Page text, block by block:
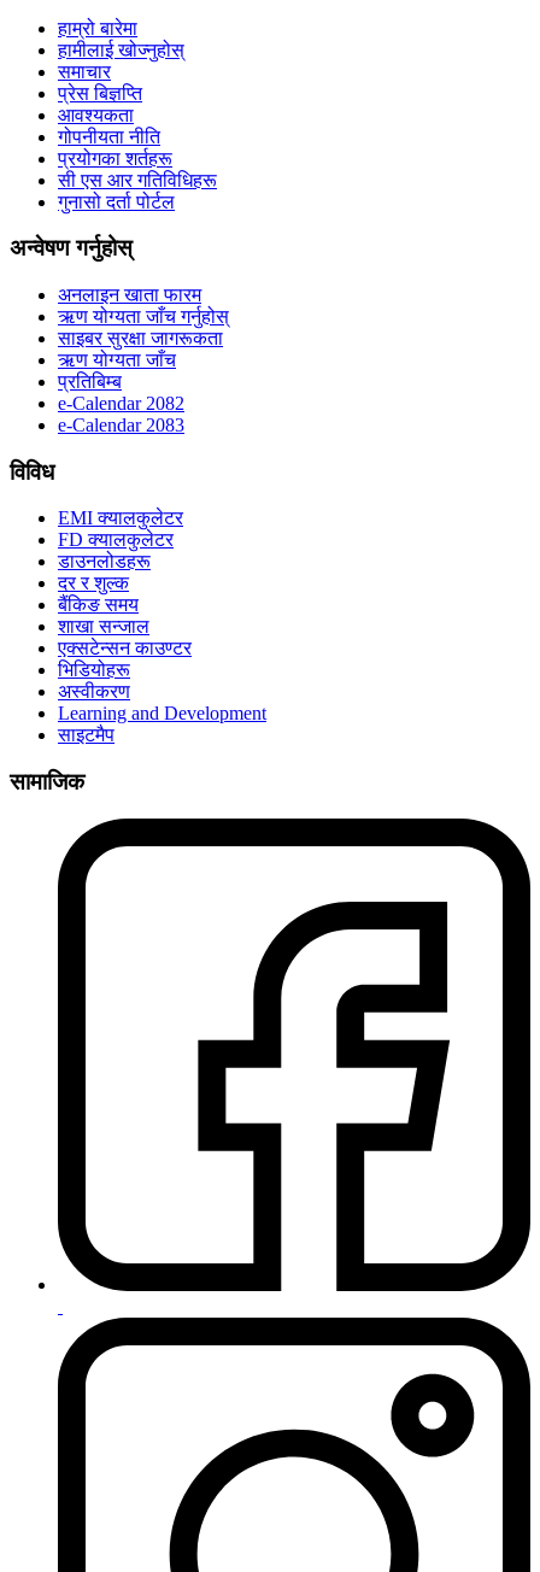
हाम्रो बारेमा
हामीलाई खोज्नुहोस्
समाचार
प्रेस बिज्ञप्ति
आवश्यकता
गोपनीयता नीति
प्रयोगका शर्तहरू
सी एस आर गतिविधिहरू
गुनासो दर्ता पोर्टल
अन्वेषण गर्नुहोस्
अनलाइन खाता फारम
ऋण योग्यता जाँच गर्नुहोस्
साइबर सुरक्षा जागरूकता
ऋण योग्यता जाँच
प्रतिबिम्ब
e-Calendar 2082
e-Calendar 2083
विविध
EMI क्यालकुलेटर
FD क्यालकुलेटर
डाउनलोडहरू
दर र शुल्क
बैंकिङ समय
शाखा सन्जाल
एक्सटेन्सन काउण्टर
भिडियोहरू
अस्वीकरण
Learning and Development
साइटमैप
सामाजिक